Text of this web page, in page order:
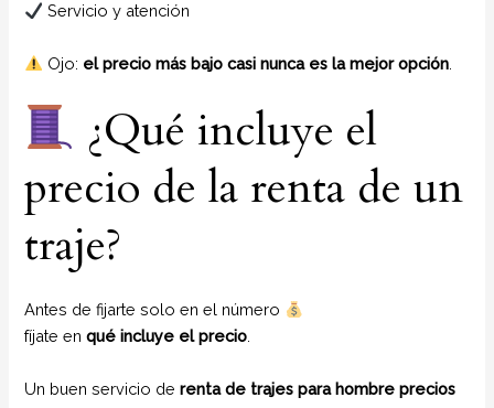
Servicio y atención
Ojo: el precio más bajo casi nunca es la mejor opción
¿Qué incluye el
precio de la renta de un
traje?
Antes de fijarte solo en el número
fíjate enqué incluye el precio
Un buen servicio derenta de trajes para hombre precios